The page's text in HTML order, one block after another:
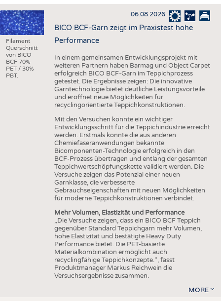
HAUS- UND HEIMTEXTILIEN
BEKLEIDUNG
TESTS
BUSINESS
UNTERNEHMEN
AUSSCHREIBUNGEN
DTV AUSSCHREIBUNGSDIENST
STATISTICS
ADRESSEN & LINKS
PUBLIKATIONEN
BRANCHENTERMINE
Filament
Querschnitt
von BICO
BCF 70%
PET / 30%
PBT.
06.08.2026
BICO BCF-Garn zeigt im Praxistest hohe
Performance
In einem gemeinsamen Entwicklungsprojekt mit
weiteren Partnern haben Barmag und Object Carpet
erfolgreich BICO BCF-Garn im Teppichprozess
getestet. Die Ergebnisse zeigen: Die innovative
Garntechnologie bietet deutliche Leistungsvorteile
und eröffnet neue Möglichkeiten für
recyclingorientierte Teppichkonstruktionen.
Mit den Versuchen konnte ein wichtiger
Entwicklungsschritt für die Teppichindustrie erreicht
werden. Erstmals konnte die aus anderen
Chemiefaseranwendungen bekannte
Bicomponenten-Technologie erfolgreich in den
BCF-Prozess übertragen und entlang der gesamten
Teppichwertschöpfungskette validiert werden. Die
Versuche zeigen das Potenzial einer neuen
Garnklasse, die verbesserte
Gebrauchseigenschaften mit neuen Möglichkeiten
für moderne Teppichkonstruktionen verbindet.
Mehr Volumen, Elastizität und Performance
„Die Versuche zeigen, dass ein BICO BCF Teppich
gegenüber Standard Teppichgarn mehr Volumen,
hohe Elastizität und bestätigte Heavy Duty
Performance bietet. Die PET-basierte
Materialkombination ermöglicht auch
recyclingfähige Teppichkonzepte.“, fasst
Produktmanager Markus Reichwein die
Versuchsergebnisse zusammen.
MORE